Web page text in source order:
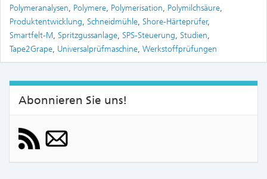
Polymeranalysen, Polymere, Polymerisation, Polymilchsäure,
Produktentwicklung, Schneidmühle, Shore-Härteprüfer,
Smartfelt-M, Spritzgussanlage, SPS-Steuerung, Studien,
Tape2Grape, Universalprüfmaschine, Werkstoffprüfungen
Abonnieren Sie uns!